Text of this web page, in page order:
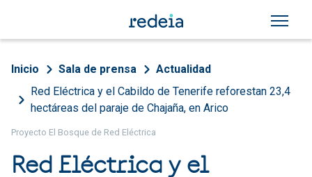
Sobrescribir enlaces de
Inicio Sala de prensa
Actualidad
Red Eléctrica y el Cabildo de Tenerife reforestan 23,4
hectáreas del paraje de Chajaña, en Arico
Proyecto El Bosque de Red Eléctrica
Red Eléctrica y el